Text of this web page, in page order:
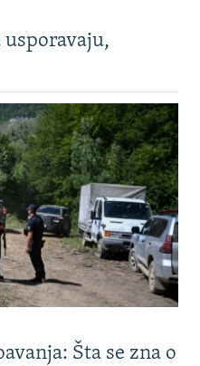
usporavaju,
Šta se zna o